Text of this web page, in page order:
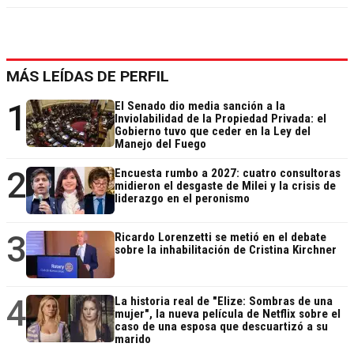
MÁS LEÍDAS DE PERFIL
1
El Senado dio media sanción a la
Inviolabilidad de la Propiedad Privada: el
Gobierno tuvo que ceder en la Ley del
Manejo del Fuego
2
Encuesta rumbo a 2027: cuatro consultoras
midieron el desgaste de Milei y la crisis de
liderazgo en el peronismo
3
Ricardo Lorenzetti se metió en el debate
sobre la inhabilitación de Cristina Kirchner
4
La historia real de "Elize: Sombras de una
mujer", la nueva película de Netflix sobre el
caso de una esposa que descuartizó a su
marido